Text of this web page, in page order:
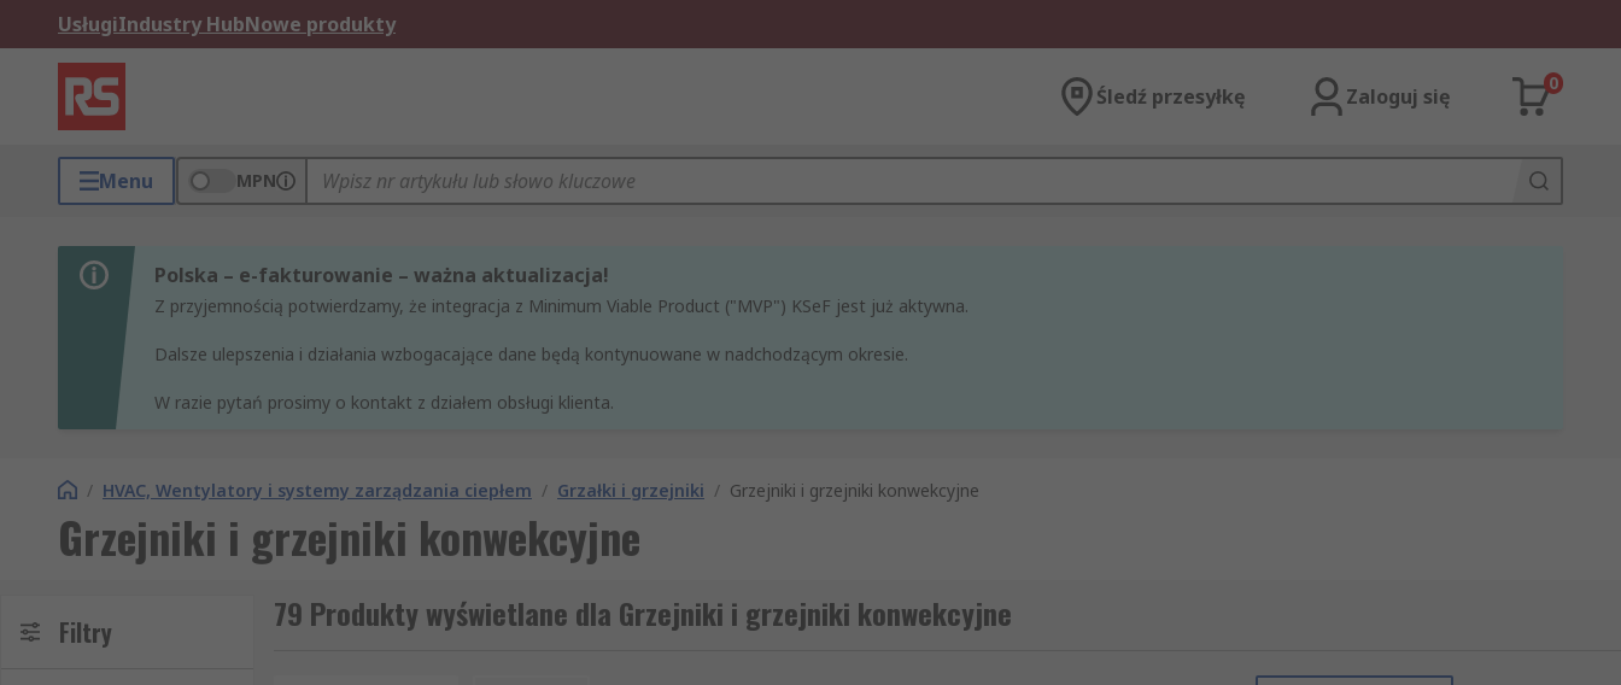
UsługiIndustry HubNowe produkty
Śledź przesyłkę Zaloguj się
0
Menu MPN
Polska – e-fakturowanie – ważna aktualizacja!
Z przyjemnością potwierdzamy, że integracja z Minimum Viable Product ("MVP") KSeF jest już aktywna.
Dalsze ulepszenia i działania wzbogacające dane będą kontynuowane w nadchodzącym okresie.
W razie pytań prosimy o kontakt z działem obsługi klienta.
/ HVAC, Wentylatory i systemy zarządzania ciepłem / Grzałki i grzejniki / Grzejniki i grzejniki konwekcyjne
Grzejniki i grzejniki konwekcyjne
Filtry 79 Produkty wyświetlane dla Grzejniki i grzejniki konwekcyjne